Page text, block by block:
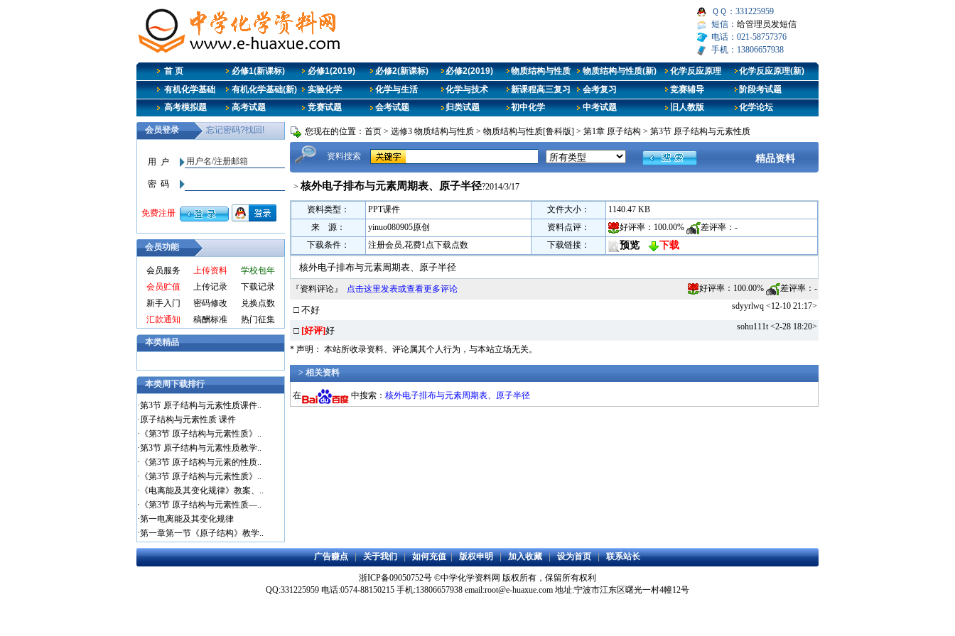
ＱＱ：331225959
短信： 给管理员发短信
电话：021-58757376
手机：13806657938
首 页 必修1(新课标) 必修1(2019) 必修2(新课标) 必修2(2019) 物质结构与性质 物质结构与性质(新) 化学反应原理
化学反应原理(新)
有机化学基础
有机化学基础(新) 实验化学 化学与生活 化学与技术 新课程高三复习 会考复习 竞赛辅导
阶段考试题
高考模拟题
高考试题 竞赛试题 会考试题 归类试题 初中化学 中考试题 旧人教版 化学论坛
会员功能
会员服务 上传资料
学校包年
会员贮值
上传记录
下载记录
新手入门
密码修改
兑换点数
汇款通知
稿酬标准 热门征集
本类精品
本类周下载排行
·第3节 原子结构与元素性质课件..
·原子结构与元素性质 课件
· 《第3节 原子结构与元素性质》..
·第3节 原子结构与元素性质教学..
· 《第3节 原子结构与元素的性质..
· 《第3节 原子结构与元素性质》..
· 《电离能及其变化规律》教案、..
· 《第3节 原子结构与元素性质—..
·第一电离能及其变化规律
·第一章第一节《原子结构》教学..
您现在的位置： 首页 > 选修3 物质结构与性质 > 物质结构与性质[鲁科版] > 第1章 原子结构 > 第3节 原子结构与元素性质
资料搜索 精品资料
> 核外电子排布与元素周期表、原子半径?2014/3/17
资料类型： PPT课件 文件大小：
1140.47 KB
来 源：
yinuo080905原创 资料点评： 好评率： 100.00% 差评率： -
下载条件：
注册会员,花费1点下载点数 下载链接： 预览 下载
核外电子排布与元素周期表、原子半径
『资料评论』 点击这里发表或查看更多评论 好评率： 100.00% 差评率： -
□ 不好 sdyyrlwq <12-10 21:17>
□ [好评]好 sohu111t <2-28 18:20>
* 声明： 本站所收录资料、评论属其个人行为，与本站立场无关。
> 相关资料
在 中搜索： 核外电子排布与元素周期表、原子半径
广告赚点|关于我们|如何充值|版权申明|加入收藏|设为首页|联系站长
浙ICP备09050752号 ©中学化学资料网 版权所有，保留所有权利
QQ:331225959 电话:0574-88150215 手机:13806657938 email:root@e-huaxue.com 地址:宁波市江东区曙光一村4幢12号